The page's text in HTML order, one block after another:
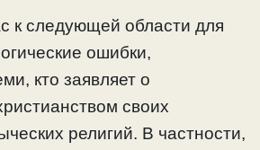
к следующей области для
ошибки,
кто заявляет о
своих
религий. В частности,